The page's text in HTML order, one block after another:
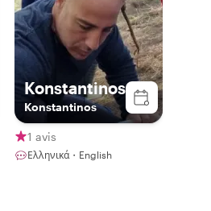
Konstantinos
Konstantinos
1 avis
Ελληνικά・English